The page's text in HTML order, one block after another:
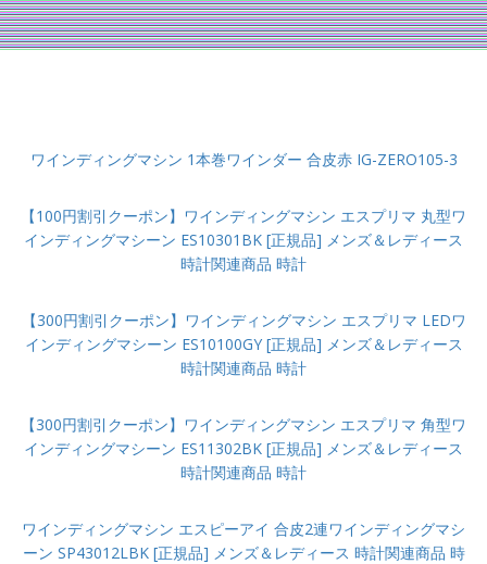
ワインディングマシン 1本巻ワインダー 合皮赤 IG-ZERO105-3
【100円割引クーポン】ワインディングマシン エスプリマ 丸型ワ
インディングマシーン ES10301BK [正規品] メンズ＆レディース
時計関連商品 時計
【300円割引クーポン】ワインディングマシン エスプリマ LEDワ
インディングマシーン ES10100GY [正規品] メンズ＆レディース
時計関連商品 時計
【300円割引クーポン】ワインディングマシン エスプリマ 角型ワ
インディングマシーン ES11302BK [正規品] メンズ＆レディース
時計関連商品 時計
ワインディングマシン エスピーアイ 合皮2連ワインディングマシ
ーン SP43012LBK [正規品] メンズ＆レディース 時計関連商品 時